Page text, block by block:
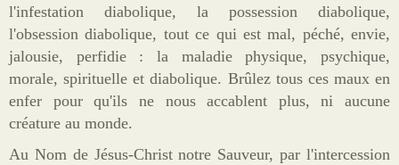
l'infestation diabolique, la possession diabolique,
l'obsession diabolique, tout ce qui est mal, péché, envie,
jalousie, perfidie : la maladie physique, psychique,
morale, spirituelle et diabolique. Brûlez tous ces maux en
enfer pour qu'ils ne nous accablent plus, ni aucune
créature au monde.
Au Nom de Jésus-Christ notre Sauveur, par l'intercession